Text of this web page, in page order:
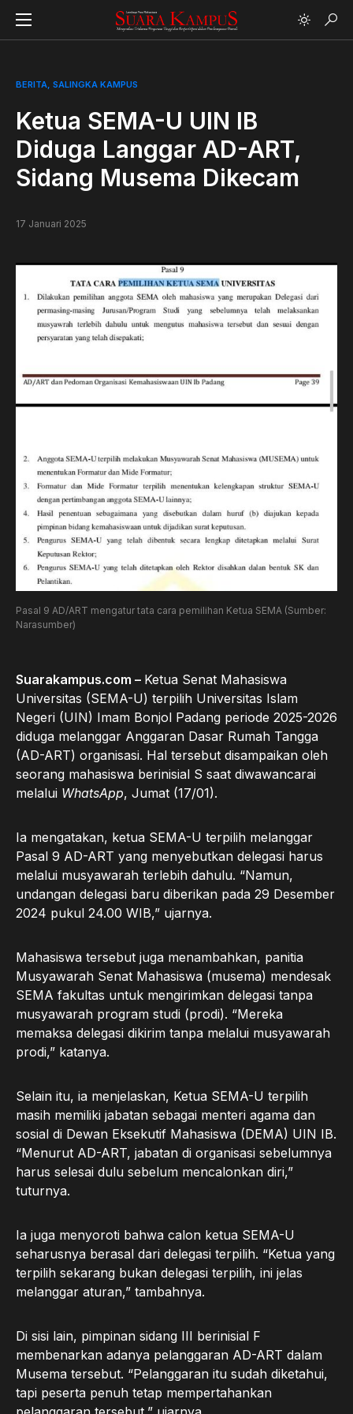
BERITA SALINGKA KAMPUS
Ketua SEMA-U UIN IB
Diduga Langgar AD-ART,
Sidang Musema Dikecam
17 Januari 2025
Pasal 9 AD/ART mengatur tata cara pemilihan Ketua SEMA (Sumber:
Narasumber)
Suarakampus.com – Ketua Senat Mahasiswa
Universitas (SEMA-U) terpilih Universitas Islam
Negeri (UIN) Imam Bonjol Padang periode 2025-2026
diduga melanggar Anggaran Dasar Rumah Tangga
(AD-ART) organisasi. Hal tersebut disampaikan oleh
seorang mahasiswa berinisial S saat diwawancarai
melalui WhatsApp, Jumat (17/01).
Ia mengatakan, ketua SEMA-U terpilih melanggar
Pasal 9 AD-ART yang menyebutkan delegasi harus
melalui musyawarah terlebih dahulu. “Namun,
undangan delegasi baru diberikan pada 29 Desember
2024 pukul 24.00 WIB,” ujarnya.
Mahasiswa tersebut juga menambahkan, panitia
Musyawarah Senat Mahasiswa (musema) mendesak
SEMA fakultas untuk mengirimkan delegasi tanpa
musyawarah program studi (prodi). “Mereka
memaksa delegasi dikirim tanpa melalui musyawarah
prodi,” katanya.
Selain itu, ia menjelaskan, Ketua SEMA-U terpilih
masih memiliki jabatan sebagai menteri agama dan
sosial di Dewan Eksekutif Mahasiswa (DEMA) UIN IB.
“Menurut AD-ART, jabatan di organisasi sebelumnya
harus selesai dulu sebelum mencalonkan diri,”
tuturnya.
Ia juga menyoroti bahwa calon ketua SEMA-U
seharusnya berasal dari delegasi terpilih. “Ketua yang
terpilih sekarang bukan delegasi terpilih, ini jelas
melanggar aturan,” tambahnya.
Di sisi lain, pimpinan sidang III berinisial F
membenarkan adanya pelanggaran AD-ART dalam
Musema tersebut. “Pelanggaran itu sudah diketahui,
tapi peserta penuh tetap mempertahankan